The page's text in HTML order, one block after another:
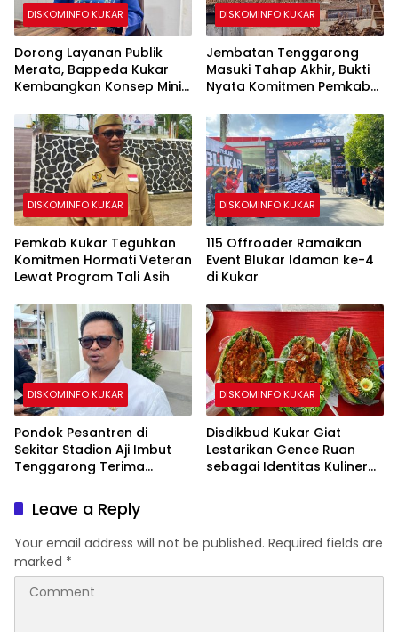
DISKOMINFO KUKAR
Dorong Layanan Publik
Merata, Bappeda Kukar
Kembangkan Konsep Mini
DISKOMINFO KUKAR
Jembatan Tenggarong
Masuki Tahap Akhir, Bukti
Nyata Komitmen Pemkab
Terpadu
DISKOMINFO KUKAR
Pemkab Kukar Teguhkan
Komitmen Hormati Veteran
Lewat Program Tali Asih
DISKOMINFO KUKAR
115 Offroader Ramaikan
Event Blukar Idaman ke-4
di Kukar
DISKOMINFO KUKAR
Pondok Pesantren di
Sekitar Stadion Aji Imbut
Tenggarong Terima
DISKOMINFO KUKAR
Disdikbud Kukar Giat
Lestarikan Gence Ruan
sebagai Identitas Kuliner
Leave a Reply
Your email address will not be published. Required fields are
marked *